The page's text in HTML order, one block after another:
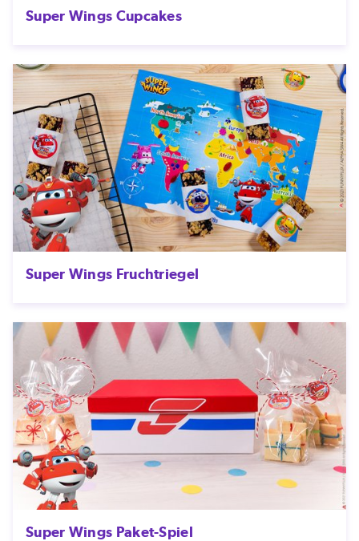
Super Wings Cupcakes
Super Wings Fruchtriegel
Super Wings Paket-Spiel